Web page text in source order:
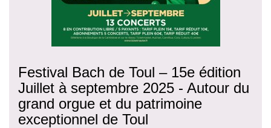
Festival Bach de Toul – 15e édition
Juillet à septembre 2025 - Autour du
grand orgue et du patrimoine
exceptionnel de Toul